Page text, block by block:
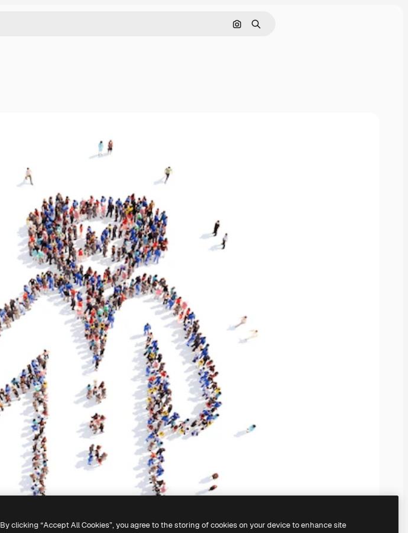
Cerca per immagine
Ricerca
By clicking “Accept All Cookies”, you agree to the storing of cookies on your device to enhance site